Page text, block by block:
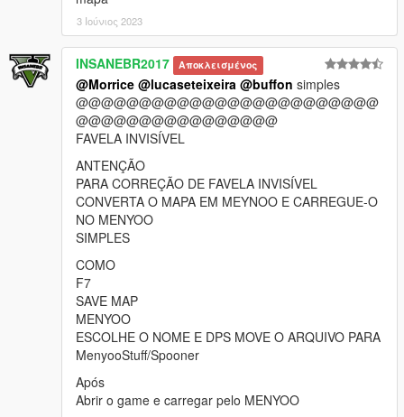
3 Ιούνιος 2023
INSANEBR2017 Αποκλεισμένος
@Morrice @lucaseteixeira @buffon simples
@@@@@@@@@@@@@@@@@@@@@@@@
@@@@@@@@@@@@@@@@
FAVELA INVISÍVEL
ANTENÇÃO
PARA CORREÇÃO DE FAVELA INVISÍVEL
CONVERTA O MAPA EM MEYNOO E CARREGUE-O
NO MENYOO
SIMPLES
COMO
F7
SAVE MAP
MENYOO
ESCOLHE O NOME E DPS MOVE O ARQUIVO PARA
MenyooStuff/Spooner
Após
Abrir o game e carregar pelo MENYOO